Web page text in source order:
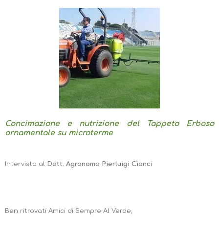
Concimazione e nutrizione del Tappeto Erboso
ornamentale su microterme
Intervista al Dott. Agronomo Pierluigi Cianci
Ben ritrovati Amici di Sempre Al Verde,